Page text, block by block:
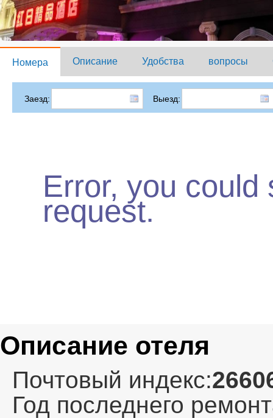
Номера Описание Удобства вопросы
Заезд: Выезд:
Error, you could
request.
Описание отеля
Почтовый индекс:
Год последнего